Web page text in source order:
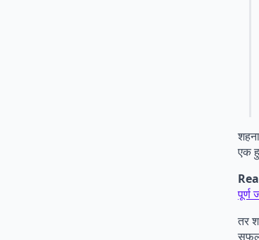
एक
पूर्ण
तर